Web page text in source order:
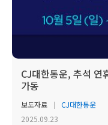
CJ대한통운, 추석 연
가동
보도자료
CJ대한통운
2025.09.23